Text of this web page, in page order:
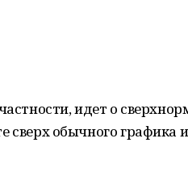
идет о
сверх обычного графика